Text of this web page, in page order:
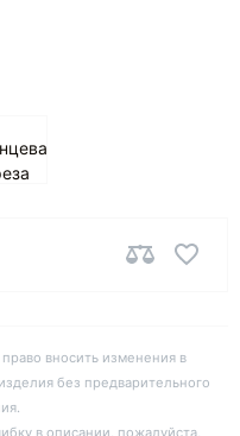
вносить изменения в
без предварительного
в описании, пожалуйста,